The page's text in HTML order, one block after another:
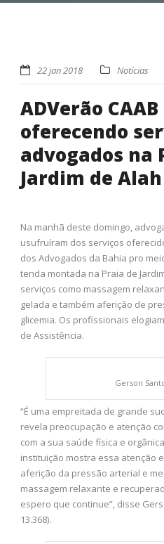
22 jan 2018 Notícias
ADVerão
oferecendo
advogados na
Jardim de Alah
Na manhã deste domingo,
usufruíram dos serviços
dos Advogados da Bahia pro
tenda montada na Praia de
serviços como massagem
gelada e também aferição de
glicemia. Os profissionais
de Assistência.
Gerson
“É uma empreitada de grande
revela preocupação e atenção
com a sua saúde física e
instituição mostra essa atenção
aferição da pressão arterial e
massagem relaxante e
espero que continue”, disse
13.368).